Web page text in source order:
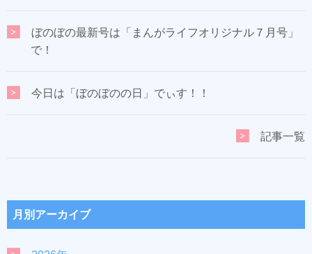
ぼのぼの最新号は「まんがライフオリジナル７月号」
で！
今日は「ぼのぼのの日」でぃす！！
記事一覧
月別アーカイブ